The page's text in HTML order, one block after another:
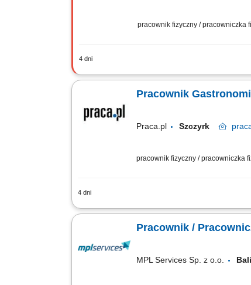
pracownik fizyczny / pracowniczka
4 dni
Wydawanie posiłków. Obsługa
Pracownik
Praca.pl Szczyrk
pracownik fizyczny / pracowniczka
4 dni
Obowiązki: Wsparcie prac
Pracownik /
MPL Services Sp. z o.o.